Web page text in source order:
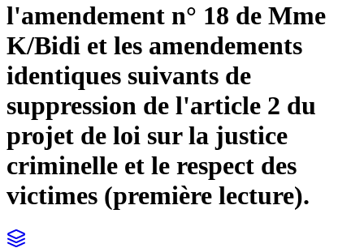
l'amendement n° 18 de Mme
K/Bidi et les amendements
identiques suivants de
suppression de l'article 2 du
projet de loi sur la justice
criminelle et le respect des
victimes (première lecture).